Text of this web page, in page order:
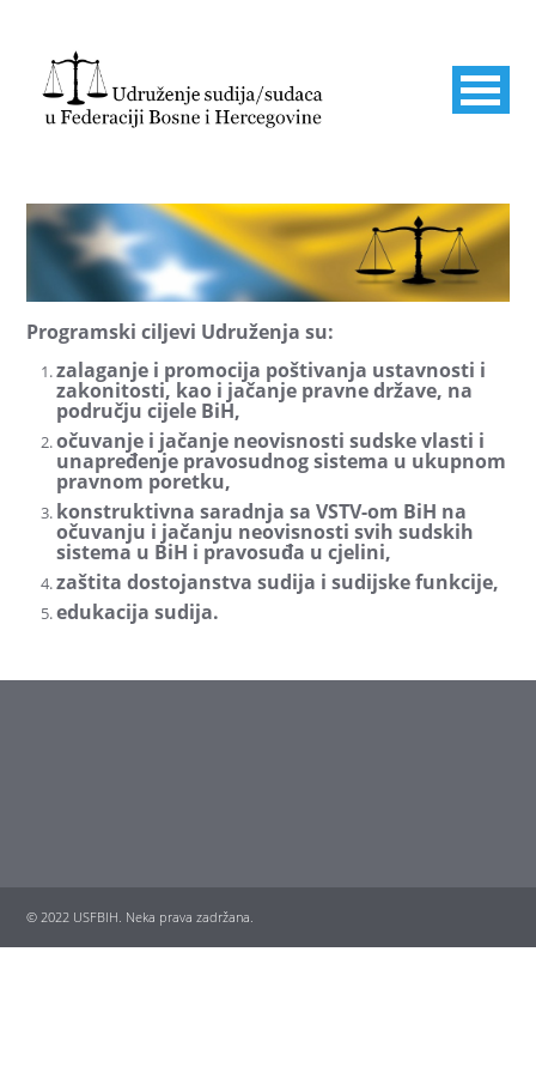
Programski ciljevi Udruženja su:
zalaganje i promocija poštivanja ustavnosti i
zakonitosti, kao i jačanje pravne države, na
području cijele BiH,
očuvanje i jačanje neovisnosti sudske vlasti i
unapređenje pravosudnog sistema u ukupnom
pravnom poretku,
konstruktivna saradnja sa VSTV-om BiH na
očuvanju i jačanju neovisnosti svih sudskih
sistema u BiH i pravosuđa u cjelini,
zaštita dostojanstva sudija i sudijske funkcije,
edukacija sudija.
© 2022 USFBIH. Neka prava zadržana.